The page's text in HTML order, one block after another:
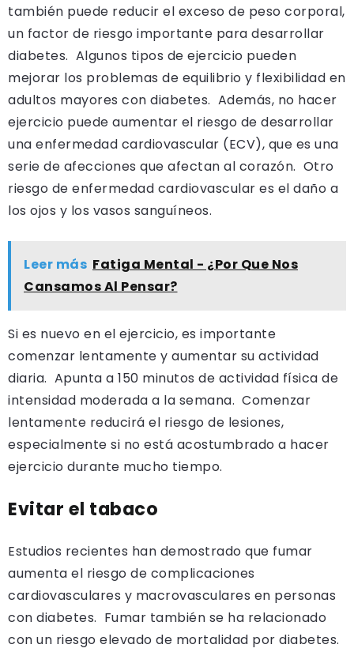
también puede reducir el exceso de peso corporal,
un factor de riesgo importante para desarrollar
diabetes. Algunos tipos de ejercicio pueden
mejorar los problemas de equilibrio y flexibilidad en
adultos mayores con diabetes. Además, no hacer
ejercicio puede aumentar el riesgo de desarrollar
una enfermedad cardiovascular (ECV), que es una
serie de afecciones que afectan al corazón. Otro
riesgo de enfermedad cardiovascular es el daño a
los ojos y los vasos sanguíneos.
Leer más Fatiga Mental - ¿Por Que Nos
Cansamos Al Pensar?
Si es nuevo en el ejercicio, es importante
comenzar lentamente y aumentar su actividad
diaria. Apunta a 150 minutos de actividad física de
intensidad moderada a la semana. Comenzar
lentamente reducirá el riesgo de lesiones,
especialmente si no está acostumbrado a hacer
ejercicio durante mucho tiempo.
Evitar el tabaco
Estudios recientes han demostrado que fumar
aumenta el riesgo de complicaciones
cardiovasculares y macrovasculares en personas
con diabetes. Fumar también se ha relacionado
con un riesgo elevado de mortalidad por diabetes.